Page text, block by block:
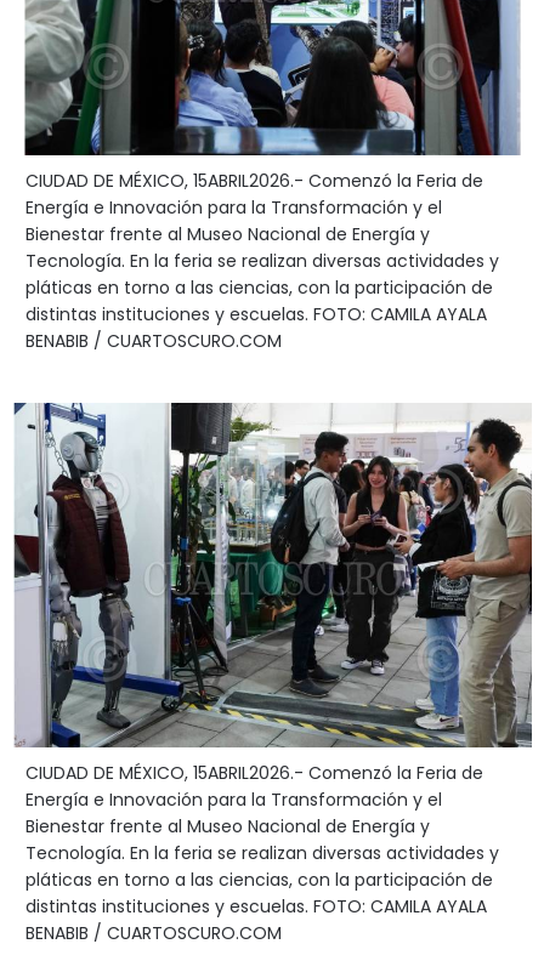
CIUDAD DE MÉXICO, 15ABRIL2026.- Comenzó la Feria de
Energía e Innovación para la Transformación y el
Bienestar frente al Museo Nacional de Energía y
Tecnología. En la feria se realizan diversas actividades y
pláticas en torno a las ciencias, con la participación de
distintas instituciones y escuelas. FOTO: CAMILA AYALA
BENABIB / CUARTOSCURO.COM
CIUDAD DE MÉXICO, 15ABRIL2026.- Comenzó la Feria de
Energía e Innovación para la Transformación y el
Bienestar frente al Museo Nacional de Energía y
Tecnología. En la feria se realizan diversas actividades y
pláticas en torno a las ciencias, con la participación de
distintas instituciones y escuelas. FOTO: CAMILA AYALA
BENABIB / CUARTOSCURO.COM